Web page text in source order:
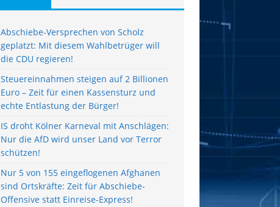
Abschiebe-Versprechen von Scholz
geplatzt: Mit diesem Wahlbetrüger will
die CDU regieren!
Steuereinnahmen steigen auf 2 Billionen
Euro – Zeit für einen Kassensturz und
echte Entlastung der Bürger!
IS droht Kölner Karneval mit Anschlägen:
Nur die AfD wird unser Land vor Terror
schützen!
Nur 5 von 155 eingeflogenen Afghanen
sind Ortskräfte: Zeit für Abschiebe-
Offensive statt Einreise-Express!